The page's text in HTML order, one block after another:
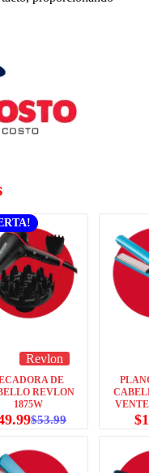
Revlon
DE
REVLON
1875W
$53.99 $